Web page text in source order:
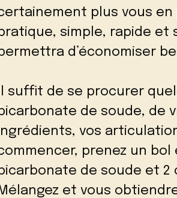
plus vous en
simple, rapide et
d’économiser
Il suffit de se procurer
de soude, de
vos
prenez un bol
de soude et 2
Mélangez et vous